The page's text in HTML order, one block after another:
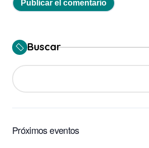
Buscar
Próximos eventos